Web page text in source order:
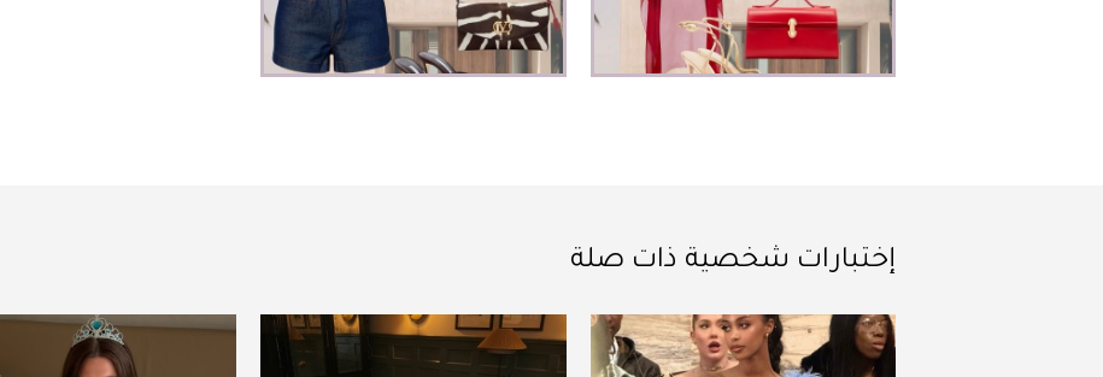
إختبارات شخصية ذات صلة